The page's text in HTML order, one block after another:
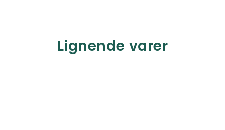
Lignende varer